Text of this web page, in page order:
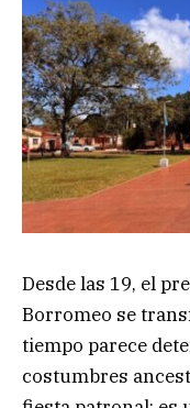
Desde las 19, el
Borromeo se
tiempo parece
costumbres